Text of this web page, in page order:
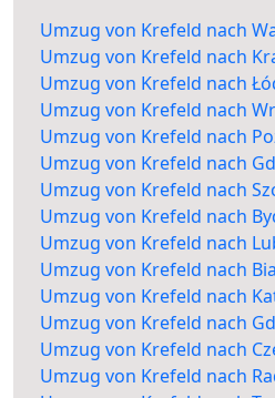
Umzug von Krefeld nach
Umzug von Krefeld nach
Umzug von Krefeld nach
Umzug von Krefeld nach
Umzug von Krefeld nach
Umzug von Krefeld nach
Umzug von Krefeld nach
Umzug von Krefeld nach
Umzug von Krefeld nach
Umzug von Krefeld nach
Umzug von Krefeld nach
Umzug von Krefeld nach
Umzug von Krefeld nach
Umzug von Krefeld nach